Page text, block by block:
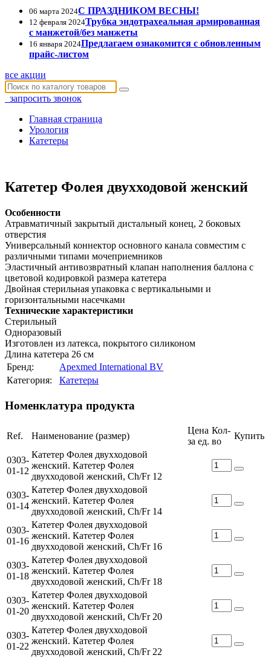
06 марта 2024С ПРАЗДНИКОМ ВЕСНЫ!
12 февраля 2024Трубка эндотрахеальная армированная
с манжетой/без манжеты
16 января 2024Предлагаем ознакомится с обновленным
прайс-листом
все акции
запросить звонок
Главная страница
Урология
Катетеры
Катетер Фолея двухходовой женский
Особенности
Атравматичный закрытый дистальный конец, 2 боковых
отверстия
Универсальный коннектор основного канала совместим с
различными типами мочеприемников
Эластичный антивозвратный клапан наполнения баллона с
цветовой кодировкой размера катетера
Двойная стерильная упаковка с вертикальными и
горизонтальными насечками
Технические характеристики
Стерильный
Одноразовый
Изготовлен из латекса, покрытого силиконом
Длина катетера 26 см
Бренд:
Apexmed International BV
Категория:
Катетеры
Номенклатура продукта
Ref. Наименование (размер)
Цена
за ед.
Кол-
во
Купить
0303-
01-12
Катетер Фолея двухходовой
женский. Катетер Фолея
двухходовой женский, Ch/Fr 12
0303-
01-14
Катетер Фолея двухходовой
женский. Катетер Фолея
двухходовой женский, Ch/Fr 14
0303-
01-16
Катетер Фолея двухходовой
женский. Катетер Фолея
двухходовой женский, Ch/Fr 16
0303-
01-18
Катетер Фолея двухходовой
женский. Катетер Фолея
двухходовой женский, Ch/Fr 18
0303-
01-20
Катетер Фолея двухходовой
женский. Катетер Фолея
двухходовой женский, Ch/Fr 20
0303-
01-22
Катетер Фолея двухходовой
женский. Катетер Фолея
двухходовой женский, Ch/Fr 22